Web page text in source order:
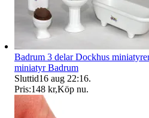
Badrum 3 delar Dockhus
miniatyr Badrum
Sluttid16 aug 22:16.
Pris:148 kr,Köp nu.